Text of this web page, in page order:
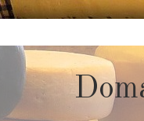
to
content